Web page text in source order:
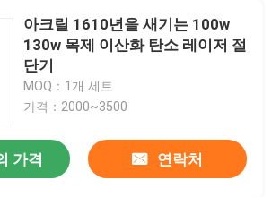
아크릴 1610년을 새기는 100w
130w 목제 이산화 탄소 레이저 절
단기
MOQ：1개 세트
가격：2000~3500
가격 연락처